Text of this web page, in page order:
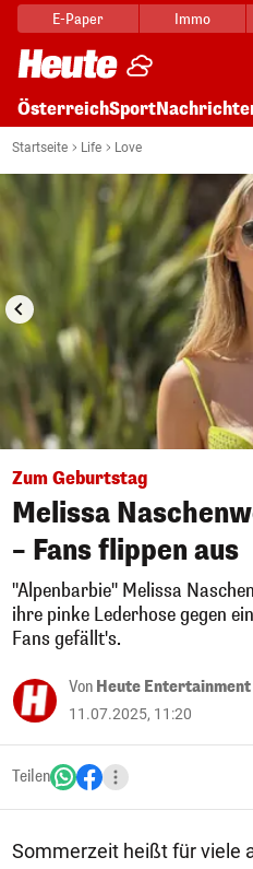
E-Paper Immo
ÖsterreichSport
Startseite Life Love
1/2
Zum Geburtstag
Melissa
– Fans flippen aus
"Alpenbarbie" Melissa
ihre pinke Lederhose gegen
Fans gefällt's.
Von Heute Entertainment
11.07.2025, 11:20
Teilen
Sommerzeit heißt für viele